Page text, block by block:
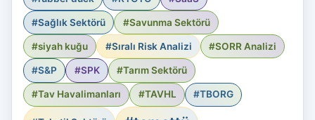
#Sağlık Sektörü #Savunma Sektörü
#siyah kuğu #Sıralı Risk Analizi #SORR Analizi
#S&P #SPK #Tarım Sektörü
#Tav Havalimanları #TAVHL #TBORG